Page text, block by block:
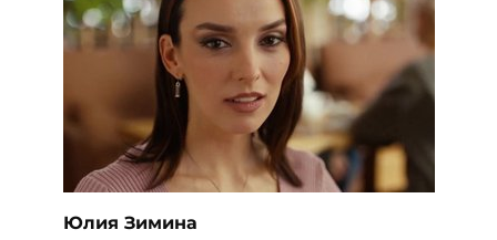
Юлия Зимина